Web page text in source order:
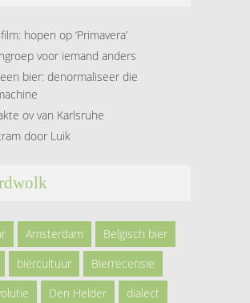
hopen op ‘Primavera’
voor iemand anders
bier: denormaliseer die
ov van Karlsruhe
door Luik
Amsterdam
Belgisch bier
biercultuur
Bierrecensie
Den Helder
dialect